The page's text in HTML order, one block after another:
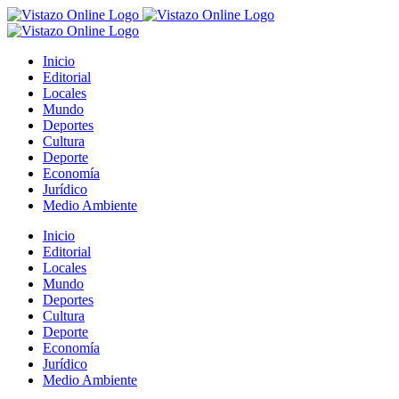
Saltar
al
Inicio
Editorial
Locales
Mundo
Deportes
Cultura
Deporte
Economía
Jurídico
Medio Ambiente
Inicio
Editorial
Locales
Mundo
Deportes
Cultura
Deporte
Economía
Jurídico
Medio Ambiente